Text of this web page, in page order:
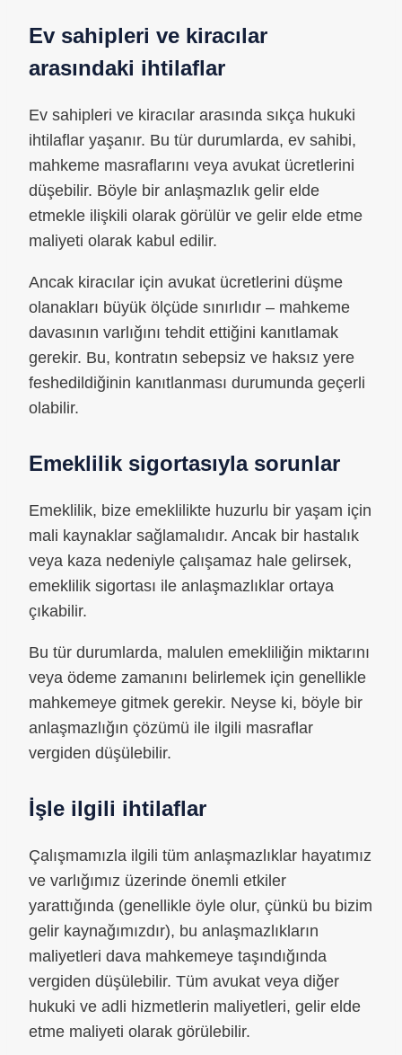
Ev sahipleri ve kiracılar
arasındaki ihtilaflar
Ev sahipleri ve kiracılar arasında sıkça hukuki
ihtilaflar yaşanır. Bu tür durumlarda, ev sahibi,
mahkeme masraflarını veya avukat ücretlerini
düşebilir. Böyle bir anlaşmazlık gelir elde
etmekle ilişkili olarak görülür ve gelir elde etme
maliyeti olarak kabul edilir.
Ancak kiracılar için avukat ücretlerini düşme
olanakları büyük ölçüde sınırlıdır – mahkeme
davasının varlığını tehdit ettiğini kanıtlamak
gerekir. Bu, kontratın sebepsiz ve haksız yere
feshedildiğinin kanıtlanması durumunda geçerli
olabilir.
Emeklilik sigortasıyla sorunlar
Emeklilik, bize emeklilikte huzurlu bir yaşam için
mali kaynaklar sağlamalıdır. Ancak bir hastalık
veya kaza nedeniyle çalışamaz hale gelirsek,
emeklilik sigortası ile anlaşmazlıklar ortaya
çıkabilir.
Bu tür durumlarda, malulen emekliliğin miktarını
veya ödeme zamanını belirlemek için genellikle
mahkemeye gitmek gerekir. Neyse ki, böyle bir
anlaşmazlığın çözümü ile ilgili masraflar
vergiden düşülebilir.
İşle ilgili ihtilaflar
Çalışmamızla ilgili tüm anlaşmazlıklar hayatımız
ve varlığımız üzerinde önemli etkiler
yarattığında (genellikle öyle olur, çünkü bu bizim
gelir kaynağımızdır), bu anlaşmazlıkların
maliyetleri dava mahkemeye taşındığında
vergiden düşülebilir. Tüm avukat veya diğer
hukuki ve adli hizmetlerin maliyetleri, gelir elde
etme maliyeti olarak görülebilir.